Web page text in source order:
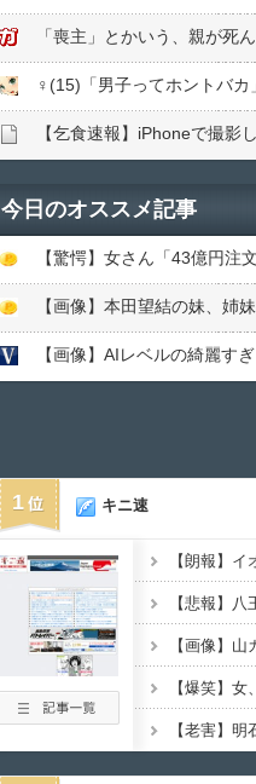
「喪主」とかいう、親が死
♀(15)「男子ってホントバ
【乞食速報】iPhoneで撮影
今日のオススメ記事
【驚愕】女さん「43億円
【画像】本田望結の妹、姉
【画像】AIレベルの綺麗す
1 キニ速
【悲報】